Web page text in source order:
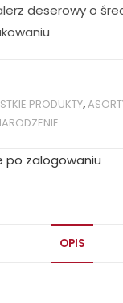
deserowy o
PRODUKTY,
po zalogowaniu
OPIS